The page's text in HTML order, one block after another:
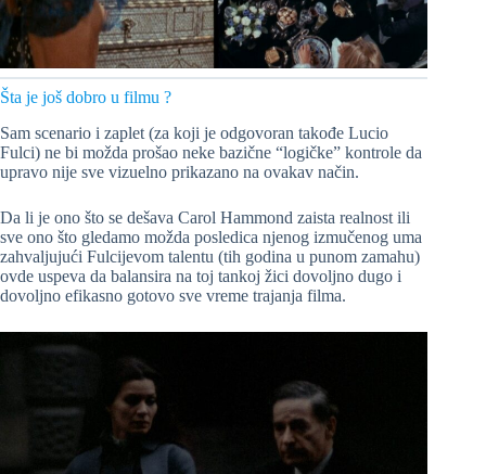
Šta je još dobro u filmu ?
Sam scenario i zaplet (za koji je odgovoran takođe Lucio
Fulci) ne bi možda prošao neke bazične “logičke” kontrole da
upravo nije sve vizuelno prikazano na ovakav način.
Da li je ono što se dešava Carol Hammond zaista realnost ili
sve ono što gledamo možda posledica njenog izmučenog uma
zahvaljujući Fulcijevom talentu (tih godina u punom zamahu)
ovde uspeva da balansira na toj tankoj žici dovoljno dugo i
dovoljno efikasno gotovo sve vreme trajanja filma.